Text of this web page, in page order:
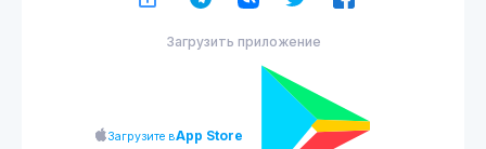
Загрузить приложение
Загрузите вApp Store